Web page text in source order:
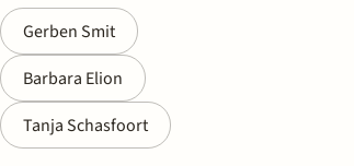
Gerben Smit
Barbara Elion
Tanja Schasfoort